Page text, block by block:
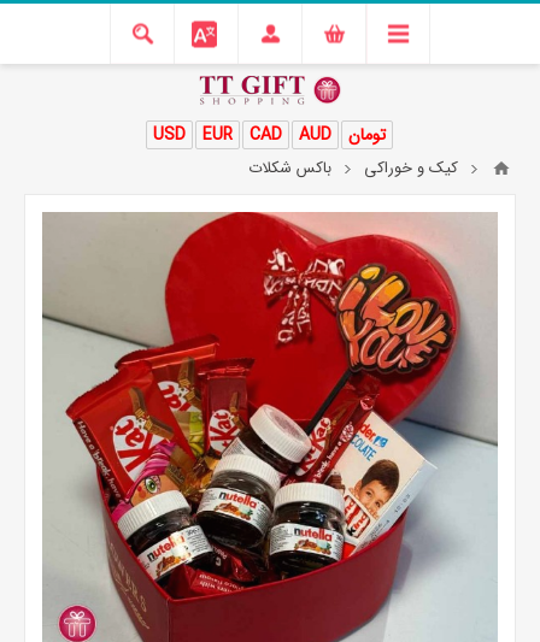
USD EUR CAD AUD تومان
کیک و خوراکی باکس شکلات